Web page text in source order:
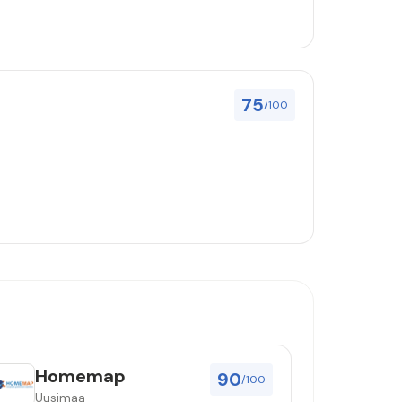
75/100
90/100
Homemap
Uusimaa